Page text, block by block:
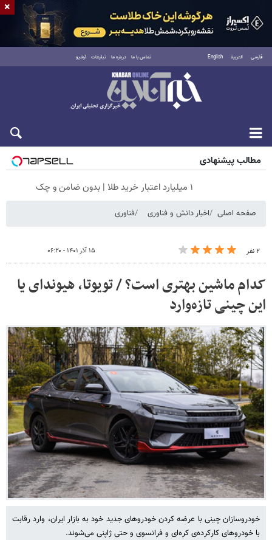
فارسی العربية English تماس با ما درباره ما تبلیغات آرشیو
جمعه ۱۶ مرداد ۱۴۰۵
مطالب پیشنهادی
۱ میلیارد اعتبار خرید طلا | بدون ضامن و چک
صفحه اصلی اخبار دانش و فناوری فناوری
۲ نفر ۱۵ آذر ۱۴۰۱ - ۰۶:۲۰
کدام ماشین بهتری است؟ / تویوتا، هیوندای یا
این چینی تازه‌وارد
خودروسازان چینی با عرضه کردن خودروهای جدید خود به بازار ایران، وارد رقابت
با خودروهای کارکرده‌ی کره‌ای و فرانسوی و حتی ژاپنی می‌شوند.
×